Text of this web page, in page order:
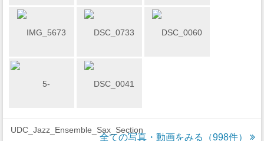
全ての写真・動画をみる（998件）